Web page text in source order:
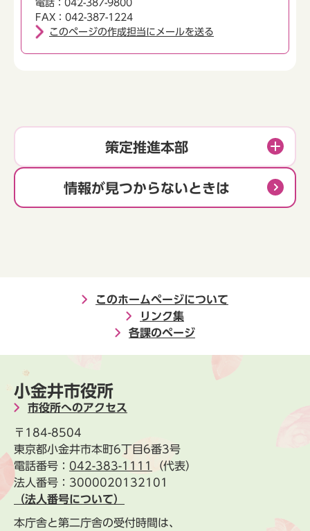
電話：042-387-9800
FAX：042-387-1224
このページの作成担当にメールを送る
策定推進本部
情報が見つからないときは
このホームページについて
リンク集
各課のページ
小金井市役所
市役所へのアクセス
〒184-8504
東京都小金井市本町6丁目6番3号
電話番号： 042-383-1111
（代表）
法人番号：3000020132101
（法人番号について）
本庁舎と第二庁舎の受付時間は、